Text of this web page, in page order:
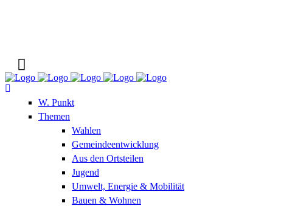
W. Punkt
Themen
Wahlen
Gemeindeentwicklung
Aus den Ortsteilen
Jugend
Umwelt, Energie & Mobilität
Bauen & Wohnen